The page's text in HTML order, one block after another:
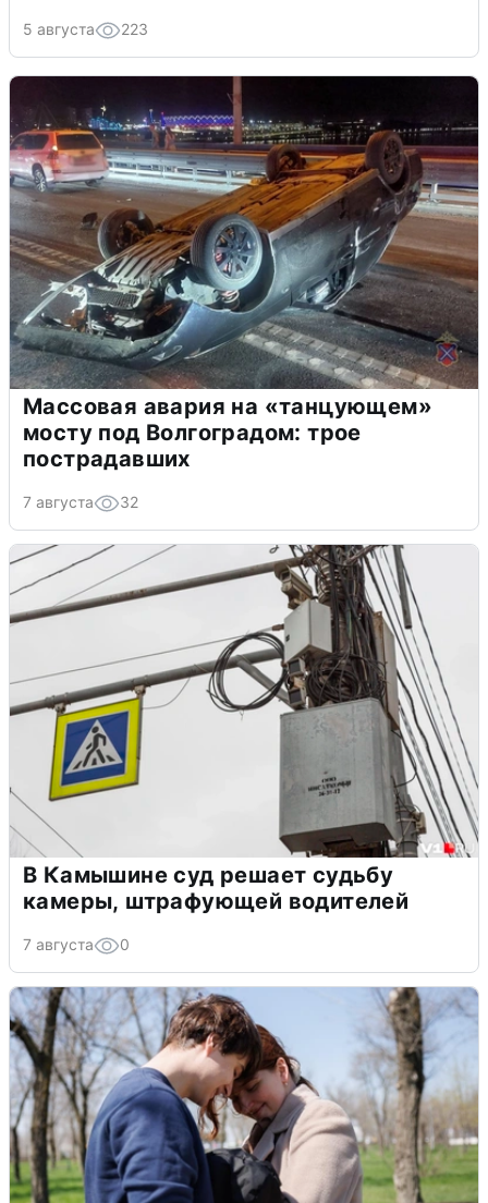
5 августа 223
Массовая авария на «танцующем»
мосту под Волгоградом: трое
пострадавших
7 августа 32
В Камышине суд решает судьбу
камеры, штрафующей водителей
7 августа 0